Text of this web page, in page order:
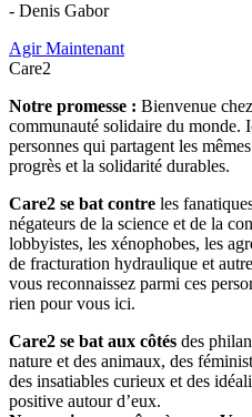
- Denis Gabor
Agir Maintenant
Care2
Notre promesse : Bienvenue
communauté solidaire du
personnes qui partagent les
progrès et la solidarité durables.
Care2 se bat contre les
négateurs de la science et de la
lobbyistes, les xénophobes, les
de fracturation hydraulique et
vous reconnaissez parmi ces
rien pour vous ici.
Care2 se bat aux côtés des
nature et des animaux, des
des insatiables curieux et des
positive autour d’eux.